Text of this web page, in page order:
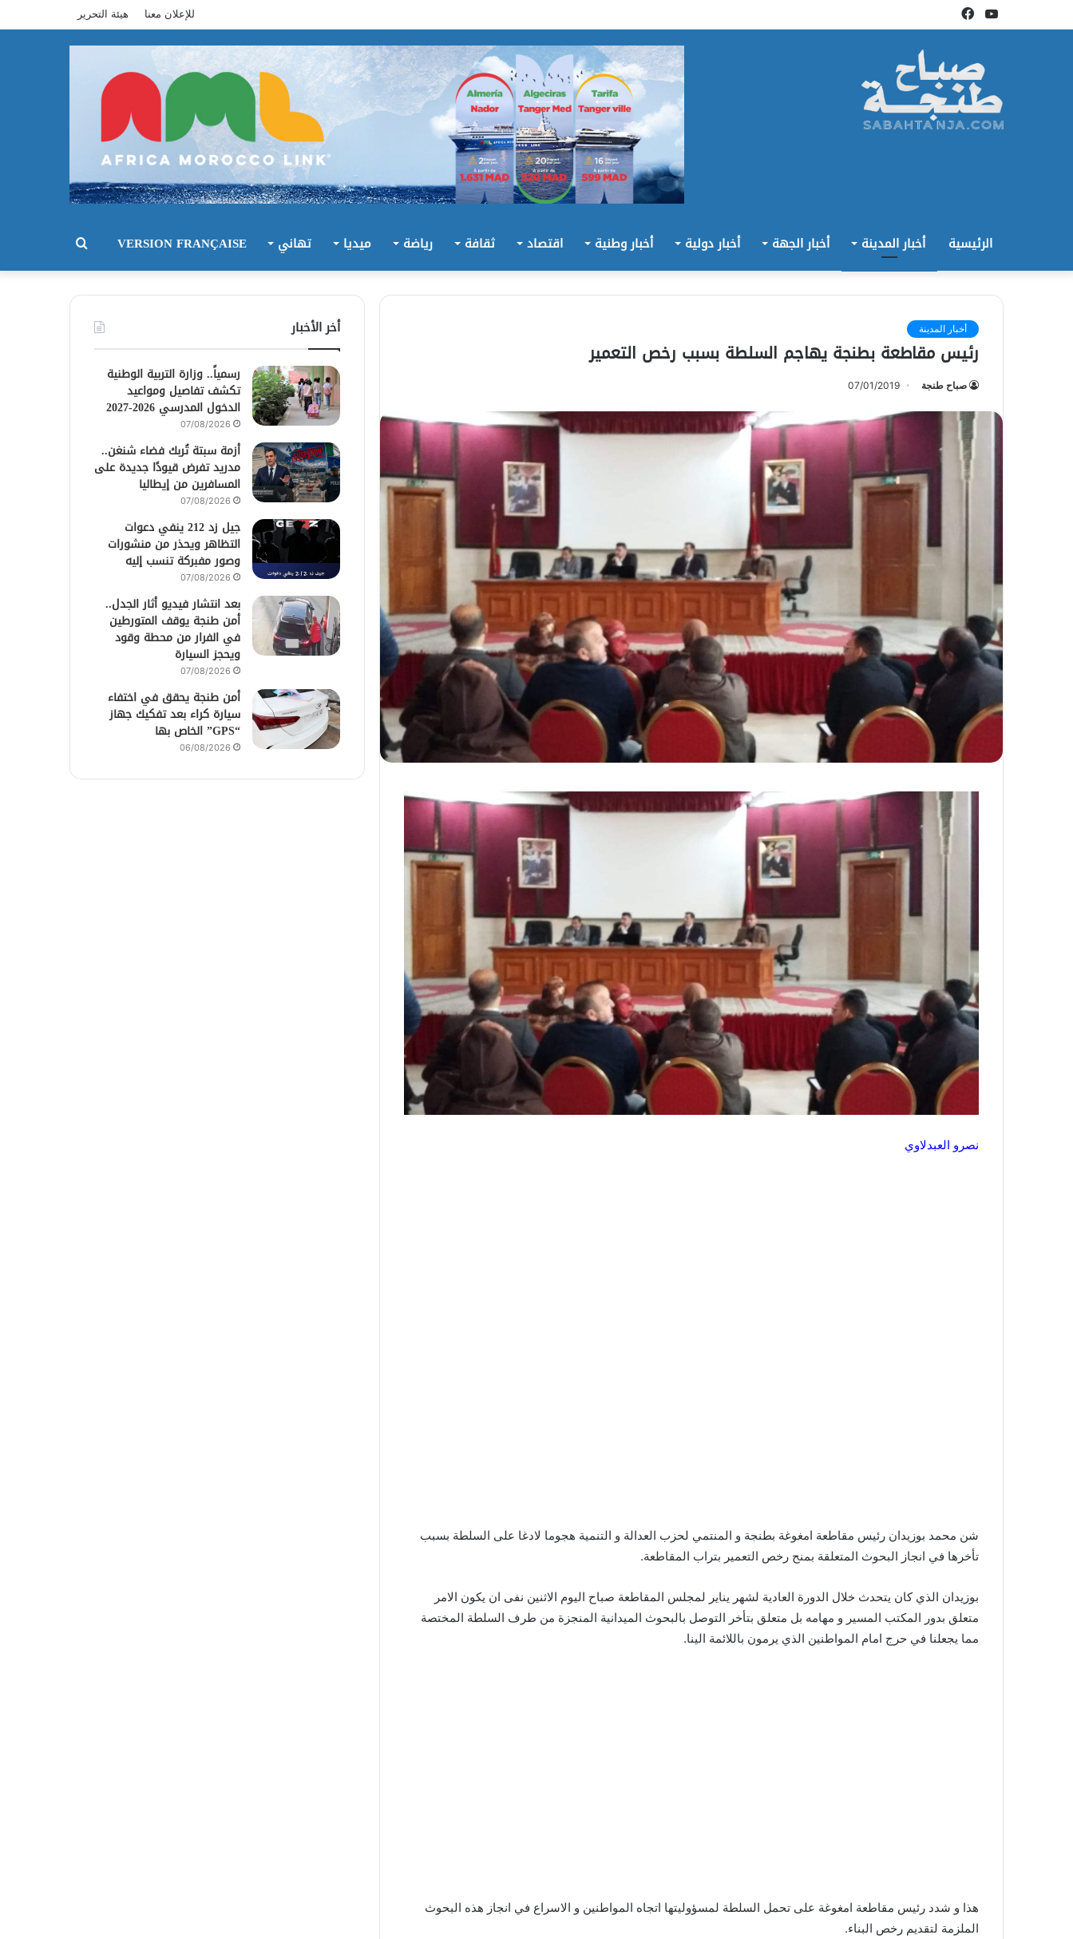
فيسبوكيوتيوب للإعلان معنا هيئة التحرير
الرئيسية أخبار المدينة أخبار الجهة أخبار دولية أخبار وطنية اقتصاد ثقافة رياضة ميديا تهاني VERSION FRANÇAISE بحث
أخبار المدينة
رئيس مقاطعة بطنجة يهاجم السلطة بسبب رخص التعمير
صباح طنجة 07/01/2019
نصرو العبدلاوي
شن محمد بوزيدان رئيس مقاطعة امغوغة بطنجة و المنتمي لحزب العدالة و التنمية هجوما لادغا على السلطة بسبب
تأخرها في انجاز البحوث المتعلقة بمنح رخص التعمير بتراب المقاطعة.
بوزيدان الذي كان يتحدث خلال الدورة العادية لشهر يناير لمجلس المقاطعة صباح اليوم الاثنين نفى ان يكون الامر
متعلق بدور المكتب المسير و مهامه بل متعلق بتأخر التوصل بالبحوث الميدانية المنجزة من طرف السلطة المختصة
مما يجعلنا في حرج امام المواطنين الذي يرمون باللائمة الينا.
هذا و شدد رئيس مقاطعة امغوغة على تحمل السلطة لمسؤوليتها اتجاه المواطنين و الاسراع في انجاز هذه البحوث
الملزمة لتقديم رخص البناء.
أخر الأخبار
رسمياً.. وزارة التربية الوطنية
تكشف تفاصيل ومواعيد
الدخول المدرسي 2026-2027
07/08/2026
أزمة سبتة تُربك فضاء شنغن..
مدريد تفرض قيودًا جديدة على
المسافرين من إيطاليا
07/08/2026
جيل زد 212 ينفي دعوات
التظاهر ويحذر من منشورات
وصور مفبركة تنسب إليه
07/08/2026
بعد انتشار فيديو أثار الجدل..
أمن طنجة يوقف المتورطين
في الفرار من محطة وقود
ويحجز السيارة
07/08/2026
أمن طنجة يحقق في اختفاء
سيارة كراء بعد تفكيك جهاز
“GPS” الخاص بها
06/08/2026